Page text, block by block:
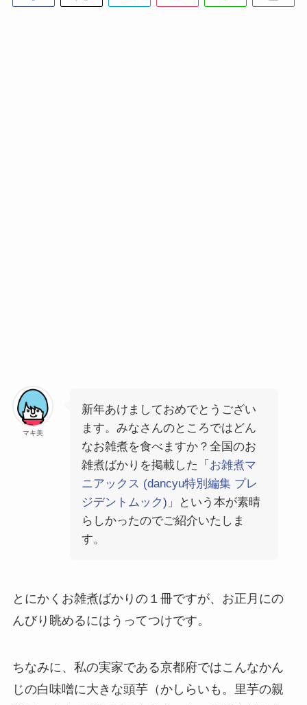
マキ美
新年あけましておめでとうござい
ます。みなさんのところではどん
なお雑煮を食べますか？全国のお
雑煮ばかりを掲載した「 お雑煮マ
ニアックス (dancyu特別編集 プレ
ジデントムック) 」という本が素晴
らしかったのでご紹介いたしま
す。
とにかくお雑煮ばかりの１冊ですが、お正月にの
んびり眺めるにはうってつけです。
ちなみに、私の実家である京都府ではこんなかん
じの白味噌に大きな頭芋（かしらいも。里芋の親